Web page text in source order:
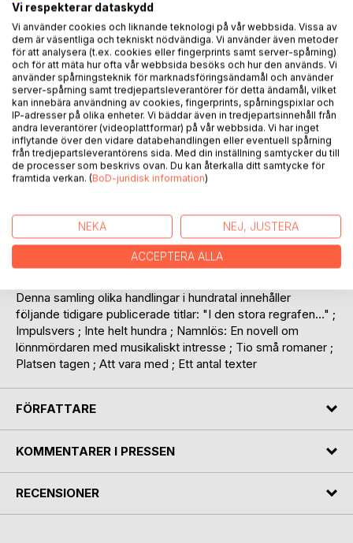
Lägg till i kom-ihåglista
Recensera titel
BESKRIVNING
några få utgivningar som resultat, men väl ett
tvåårsjubileum med ett ytterst frekvent skrivande som
resulterat i åtta samlade böcker inom två sammansatta
pärmar.
Denna samling olika handlingar i hundratal innehåller
följande tidigare publicerade titlar: "I den stora regrafen..." ;
Impulsvers ; Inte helt hundra ; Namnlös: En novell om
lönnmördaren med musikaliskt intresse ; Tio små romaner ;
Platsen tagen ; Att vara med ; Ett antal texter
FÖRFATTARE
KOMMENTARER I PRESSEN
RECENSIONER
Vi respekterar dataskydd
Vi använder cookies och liknande teknologi på vår webbsida. Vissa av
dem är väsentliga och tekniskt nödvändiga. Vi använder även metoder
för att analysera (t.ex. cookies eller fingerprints samt server-spårning)
och för att mäta hur ofta vår webbsida besöks och hur den används. Vi
använder spårningsteknik för marknadsföringsändamål och använder
server-spårning samt tredjepartsleverantörer för detta ändamål, vilket
kan innebära användning av cookies, fingerprints, spårningspixlar och
IP-adresser på olika enheter. Vi bäddar även in tredjepartsinnehåll från
andra leverantörer (videoplattformar) på vår webbsida. Vi har inget
inflytande över den vidare databehandlingen eller eventuell spårning
från tredjepartsleverantörens sida. Med din inställning samtycker du till
de processer som beskrivs ovan. Du kan återkalla ditt samtycke för
framtida verkan. (BoD-juridisk information)
NEKA NEJ, JUSTERA
ACCEPTERA ALLA